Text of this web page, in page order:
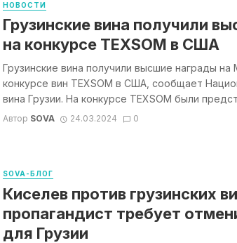
НОВОСТИ
Грузинские вина получили
на конкурсе TEXSOM в США
Грузинские вина получили высшие награды
конкурсе вин TEXSOM в США, сообщает
вина Грузии. На конкурсе TEXSOM были
Автор SOVA 24.03.2024 0
SOVA-БЛОГ
Киселев против грузинских
пропагандист требует
для Грузии